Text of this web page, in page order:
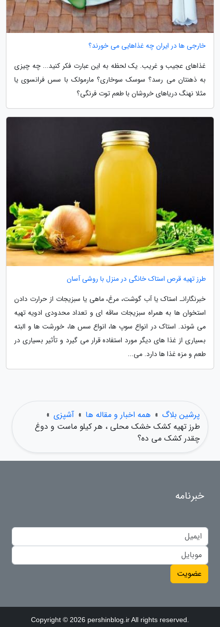
خارجی ها در ایران چه غذاهایی می خورند؟
غذاهای عجیب و غریب. یک لحظه به این عبارت فکر کنید... چه چیزی
به ذهنتان می رسد؟ سوسک سوخاری؟ مارمولک با سس فرانسوی یا
مثلا نهنگ دریاهای خروشان با طعم توت فرنگی؟
طرز تهیه قرص استاک خانگی در منزل با روشی آسان
خبرنگارانـ استاک یا آب گوشت، مرغ، ماهی یا سبزیجات از حرارت دادن
استخوان ها به همراه سبزیجات ساقه ای و تعداد محدودی ادویه تهیه
می شوند. استاک در انواع سوپ ها، انواع سس ها، خورشت ها و البته
بسیاری از غذا های دیگر مورد استفاده قرار می گیرد و تأثیر بسیاری در
طعم و مزه غذا ها دارد. می...
پرشین بلاگ » همه اخبار و مقاله ها » آشپزی »
طرز تهیه کشک خشک محلی ، هر کیلو ماست و دوغ
چقدر کشک می ده؟
خبرنامه
عضویت
Copyright © 2026 pershinblog.ir All rights reserved.